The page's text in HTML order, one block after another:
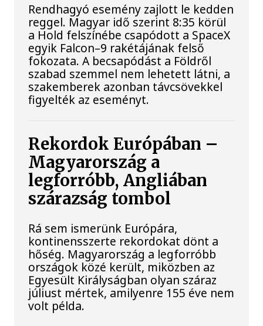
Rendhagyó esemény zajlott le kedden
reggel. Magyar idő szerint 8:35 körül
a Hold felszínébe csapódott a SpaceX
egyik Falcon–9 rakétájának felső
fokozata. A becsapódást a Földről
szabad szemmel nem lehetett látni, a
szakemberek azonban távcsövekkel
figyelték az eseményt.
Rekordok Európában –
Magyarország a
legforróbb, Angliában
szárazság tombol
Rá sem ismerünk Európára,
kontinensszerte rekordokat dönt a
hőség. Magyarország a legforróbb
országok közé került, miközben az
Egyesült Királyságban olyan száraz
júliust mértek, amilyenre 155 éve nem
volt példa.